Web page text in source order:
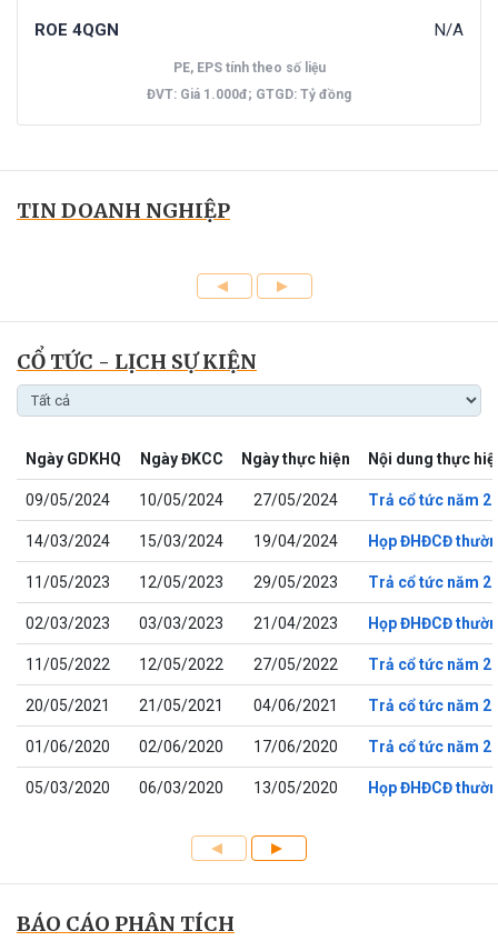
ROE 4QGN N/A
PE, EPS tính theo số liệu
ĐVT: Giá 1.000đ; GTGD: Tỷ đồng
TIN DOANH NGHIỆP
CỔ TỨC - LỊCH SỰ KIỆN
Ngày GDKHQ Ngày ĐKCC Ngày thực hiện Nội dung thực
09/05/2024 10/05/2024 27/05/2024 Trả cổ tức năm
14/03/2024 15/03/2024 19/04/2024 Họp ĐHĐCĐ
11/05/2023 12/05/2023 29/05/2023 Trả cổ tức năm
02/03/2023 03/03/2023 21/04/2023 Họp ĐHĐCĐ
11/05/2022 12/05/2022 27/05/2022 Trả cổ tức năm
20/05/2021 21/05/2021 04/06/2021 Trả cổ tức năm
01/06/2020 02/06/2020 17/06/2020 Trả cổ tức năm
05/03/2020 06/03/2020 13/05/2020 Họp ĐHĐCĐ
BÁO CÁO PHÂN TÍCH